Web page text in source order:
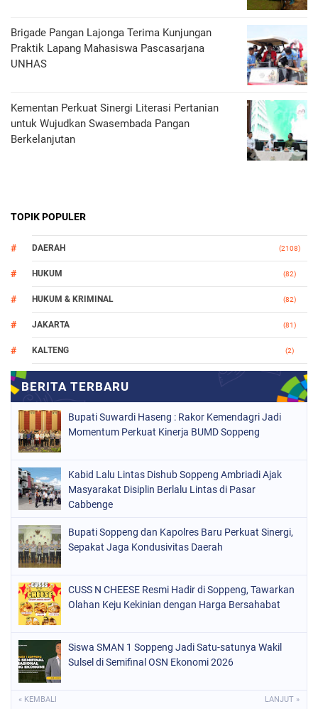
Brigade Pangan Lajonga Terima Kunjungan
Praktik Lapang Mahasiswa Pascasarjana
UNHAS
Kementan Perkuat Sinergi Literasi Pertanian
untuk Wujudkan Swasembada Pangan
Berkelanjutan
TOPIK POPULER
DAERAH (2108)
HUKUM (82)
HUKUM & KRIMINAL (82)
JAKARTA (81)
KALTENG (2)
(147)
NASIONAL (1021)
ORGANISASI
PERISTIWA
POLITIK (220)
POLRI
SOPPENG (1889)
SULSEL
Bupati Suwardi Haseng : Rakor Kemendagri Jadi
Momentum Perkuat Kinerja BUMD Soppeng
Kabid Lalu Lintas Dishub Soppeng Ambriadi Ajak
Masyarakat Disiplin Berlalu Lintas di Pasar
Cabbenge
Bupati Soppeng dan Kapolres Baru Perkuat Sinergi,
Sepakat Jaga Kondusivitas Daerah
CUSS N CHEESE Resmi Hadir di Soppeng, Tawarkan
Olahan Keju Kekinian dengan Harga Bersahabat
Siswa SMAN 1 Soppeng Jadi Satu-satunya Wakil
Sulsel di Semifinal OSN Ekonomi 2026
« KEMBALI LANJUT »